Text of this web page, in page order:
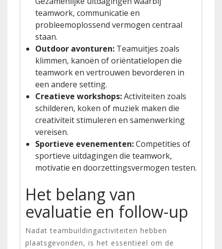
teamwork, communicatie en
probleemoplossend vermogen centraal
staan.
Outdoor avonturen: Teamuitjes zoals
klimmen, kanoën of oriëntatielopen die
teamwork en vertrouwen bevorderen in
een andere setting.
Creatieve workshops:Activiteiten zoals
schilderen, koken of muziek maken die
creativiteit stimuleren en samenwerking
vereisen.
Sportieve evenementen:Competities of
sportieve uitdagingen die teamwork,
motivatie en doorzettingsvermogen testen.
Het belang van
evaluatie en follow-up
Nadat teambuildingactiviteiten hebben
plaatsgevonden, is het essentieel om de